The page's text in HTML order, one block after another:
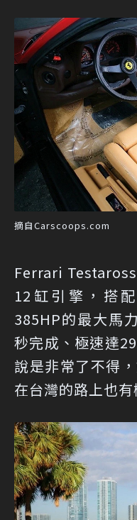
摘自Carscoops.com
Ferrari
12缸引擎，搭
385HP的最大馬
秒完成、極速達
說是非常了不得
在台灣的路上也